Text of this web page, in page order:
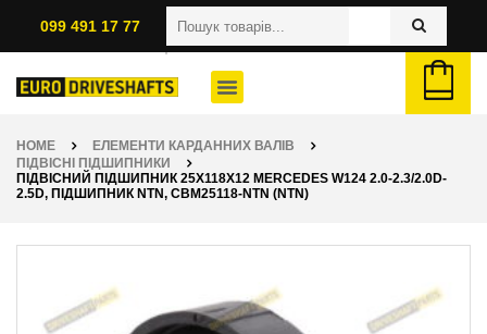
099 491 17 77
HOME
ЕЛЕМЕНТИ КАРДАННИХ ВАЛІВ
ПІДВІСНІ ПІДШИПНИКИ
ПІДВІСНИЙ ПІДШИПНИК 25X118X12 MERCEDES W124 2.0-2.3/2.0D-
2.5D, ПІДШИПНИК NTN, CBM25118-NTN (NTN)